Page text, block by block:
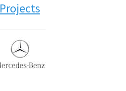
Projects